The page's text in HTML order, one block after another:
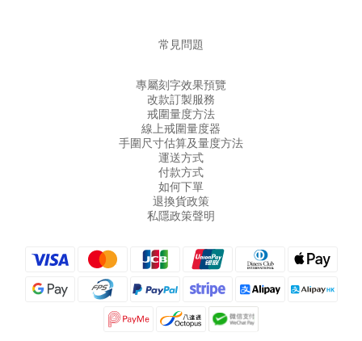
常見問題
專屬刻字效果預覽
改款訂製服務
戒圍量度方法
線上戒圍量度器
手圍尺寸估算及量度方法
運送方式
付款方式
如何下單
退換貨政策
私隱政策聲明